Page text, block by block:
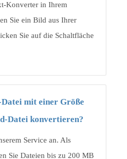
Konverter in Ihrem
Sie ein Bild aus Ihrer
Sie auf die Schaltfläche
mit einer Größe
Datei konvertieren?
Service an. Als
Sie Dateien bis zu 200 MB